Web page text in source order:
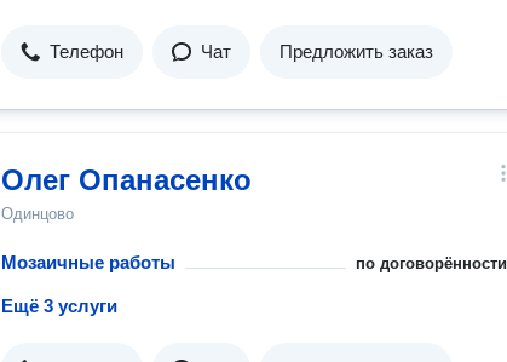
Телефон Чат Предложить заказ
Олег Опанасенко
Одинцово
Мозаичные работы по договорённости
Ещё 3 услуги